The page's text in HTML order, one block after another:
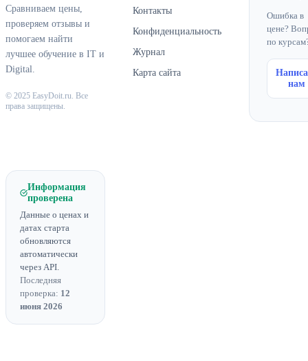
Сравниваем цены,
проверяем отзывы и
помогаем найти
лучшее обучение в IT и
Digital.
© 2025 EasyDoit.ru. Все
права защищены.
Контакты
Конфиденциальность
Журнал
Карта сайта
Ошибка в
цене?
по
нам
Информация
проверена
Данные о ценах и
датах старта
обновляются
автоматически
через API.
Последняя
проверка: 12
июня 2026